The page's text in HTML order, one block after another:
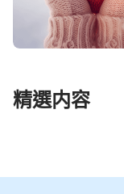
精選内容